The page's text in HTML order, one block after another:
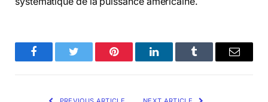
FacebookTwitter Pinterest LinkedInTumblr Email